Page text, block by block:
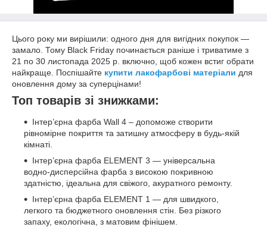
Цього року ми вирішили: одного дня для вигідних покупок —
замало. Тому Black Friday починається раніше і триватиме з
21 по 30 листопада 2025 р. включно, щоб кожен встиг обрати
найкраще. Поспішайте купити лакофарбові матеріали для
оновлення дому за суперцінами!
Топ товарів зі знижками:
Інтер’єрна фарба Wall 4 – допоможе створити
рівномірне покриття та затишну атмосферу в будь-якій
кімнаті.
Інтер’єрна фарба ELEMENT 3 — універсальна
водно-дисперсійна фарба з високою покривною
здатністю, ідеальна для свіжого, акуратного ремонту.
Інтер’єрна фарба ELEMENT 1 — для швидкого,
легкого та бюджетного оновлення стін. Без різкого
запаху, екологічна, з матовим фінішем.